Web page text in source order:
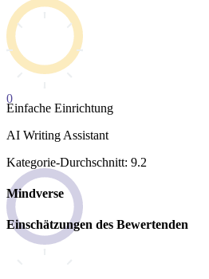
0
Einfache Einrichtung
AI Writing Assistant
Kategorie-Durchschnitt: 9.2
Mindverse
Einschätzungen des Bewertenden